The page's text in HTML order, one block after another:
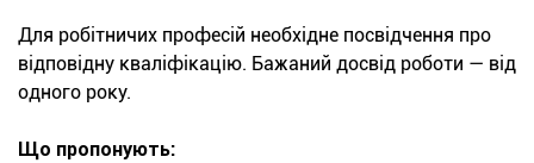
Для робітничих професій необхідне посвідчення про
відповідну кваліфікацію. Бажаний досвід роботи — від
одного року.
Що пропонують: